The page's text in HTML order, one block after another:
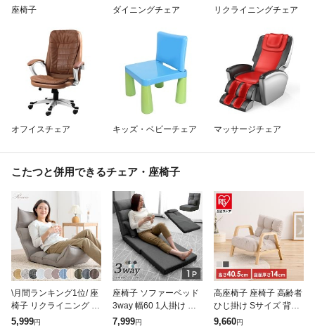
座椅子 ダイニングチェア リクライニングチェア
オフイスチェア キッズ・ベビーチェア マッサージチェア
こたつと併用できるチェア・座椅子
\月間ランキング1位/ 座
椅子 リクライニング 全
面 低反発 14段ギア フ
5,999円
座椅子 ソファーベッド
3way 幅60 1人掛け コ
ンパクト リクラニング
7,999円
高座椅子 座椅子 高齢者
ひじ掛け Sサイズ 背も
たれ 折りたたみ コンパ
9,660円